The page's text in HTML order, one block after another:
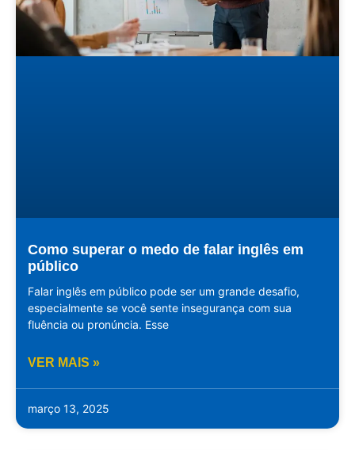
Como superar o medo de falar inglês em
público
Falar inglês em público pode ser um grande desafio,
especialmente se você sente insegurança com sua
fluência ou pronúncia. Esse
VER MAIS »
março 13, 2025